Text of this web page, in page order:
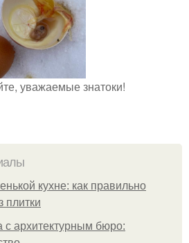
уважаемые знатоки!
кухне: как правильно
плитки
с архитектурным бюро: